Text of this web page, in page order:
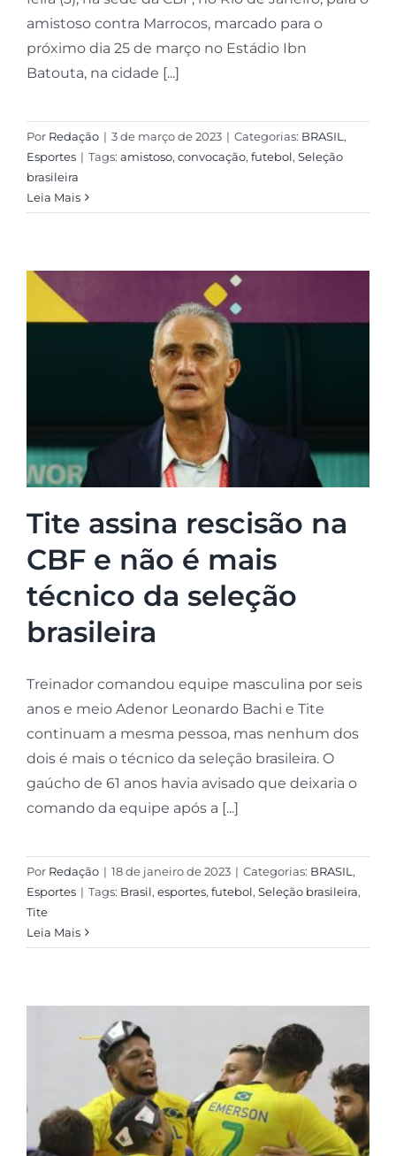
amistoso contra Marrocos, marcado para o
próximo dia 25 de março no Estádio Ibn
Batouta, na cidade [...]
Por Redação | 3 de março de 2023 | Categorias: BRASIL,
Esportes | Tags: amistoso, convocação, futebol, Seleção
brasileira
Leia Mais
Tite assina rescisão na
CBF e não é mais
técnico da seleção
brasileira
Treinador comandou equipe masculina por seis
anos e meio Adenor Leonardo Bachi e Tite
continuam a mesma pessoa, mas nenhum dos
dois é mais o técnico da seleção brasileira. O
gaúcho de 61 anos havia avisado que deixaria o
comando da equipe após a [...]
Por Redação | 18 de janeiro de 2023 | Categorias: BRASIL ,
Esportes | Tags: Brasil, esportes, futebol, Seleção brasileira,
Tite
Leia Mais